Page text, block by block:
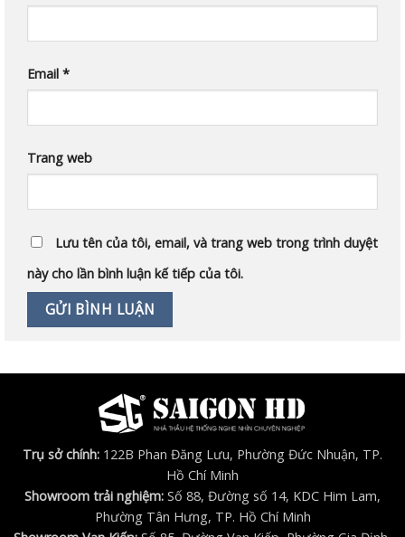
Email *
Trang web
Lưu tên của tôi, email, và trang web trong trình duyệt
này cho lần bình luận kế tiếp của tôi.
Trụ sở chính: 122B Phan Đăng Lưu, Phường Đức Nhuận, TP.
Hồ Chí Minh
Showroom trải nghiệm: Số 88, Đường số 14, KDC Him Lam,
Phường Tân Hưng, TP. Hồ Chí Minh